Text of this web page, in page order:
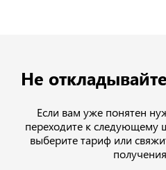
Не
Если вам уже понятен
переходите к следующему
выберите тариф или